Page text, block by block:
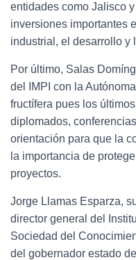
entidades como Jalisco
inversiones importantes
industrial, el desarrollo y
Por último, Salas
del IMPI con la
fructífera pues los
diplomados,
orientación para que la
la importancia de
proyectos.
Jorge Llamas Esparza,
director general del
Sociedad del
del gobernador estado